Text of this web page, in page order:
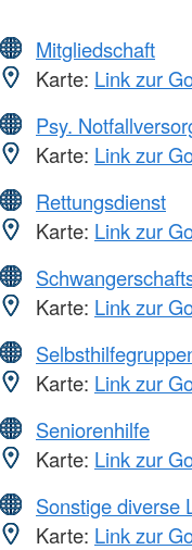
Mitgliedschaft
Karte: Link zur
Psy.
Karte: Link zur
Rettungsdienst
Karte: Link zur
Karte: Link zur
Karte: Link zur
Seniorenhilfe
Karte: Link zur
Sonstige diverse
Karte: Link zur